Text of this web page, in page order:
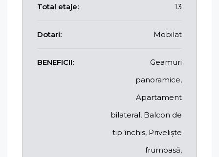
Total etaje: 13
Dotari: Mobilat
BENEFICII:
Geamuri
panoramice,
Apartament
bilateral, Balcon de
tip închis, Priveliște
frumoasă,